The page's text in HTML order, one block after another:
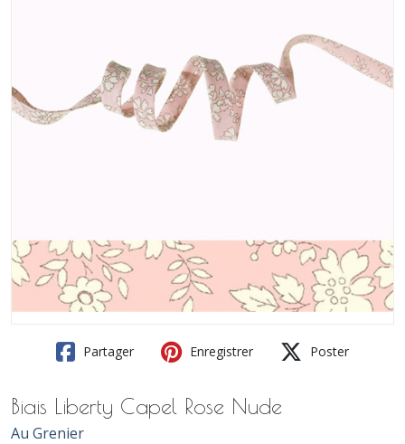
Partager Enregistrer Poster
Biais Liberty Capel Rose Nude
Au Grenier